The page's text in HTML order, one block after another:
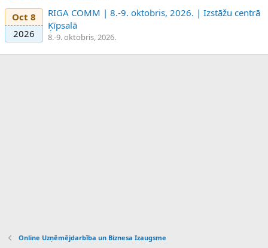
Oct 8
2026
RIGA COMM | 8.-9. oktobris, 2026. | Izstāžu centrā
Ķīpsalā
8.-9. oktobris, 2026.
Online Uzņēmējdarbība un Biznesa Izaugsme